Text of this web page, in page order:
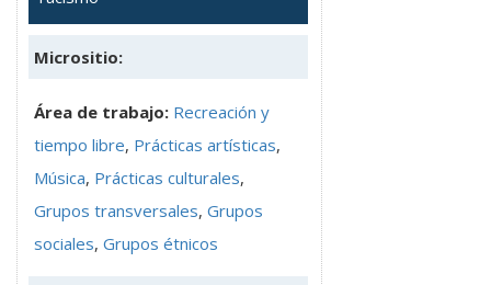
Micrositio:
Área de trabajo: Recreación y
tiempo libre, Prácticas artísticas,
Música, Prácticas culturales,
Grupos transversales, Grupos
sociales, Grupos étnicos